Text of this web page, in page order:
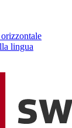
lingua